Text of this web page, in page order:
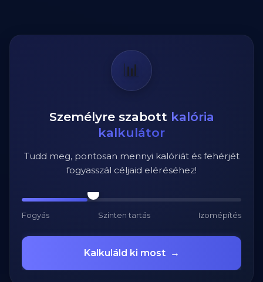
📊
Személyre szabott kalória
kalkulátor
Tudd meg, pontosan mennyi kalóriát és fehérjét
fogyasszál céljaid eléréséhez!
Fogyás Szinten tartás Izomépítés
Kalkuláld ki most →